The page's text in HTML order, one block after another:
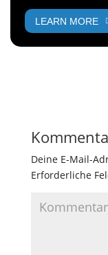
LEARN MORE
Deine E-Mail-
Erforderliche